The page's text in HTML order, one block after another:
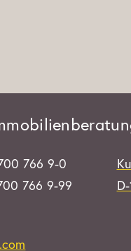
766 9-0
766 9-99